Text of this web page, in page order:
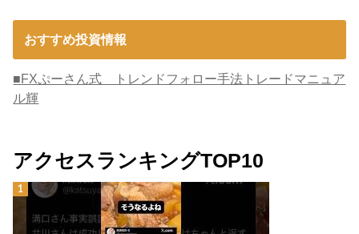
おすすめ投資情報
■FXぷーさん式 トレンドフォロー手法トレードマニュア
ル輝
アクセスランキングTOP10